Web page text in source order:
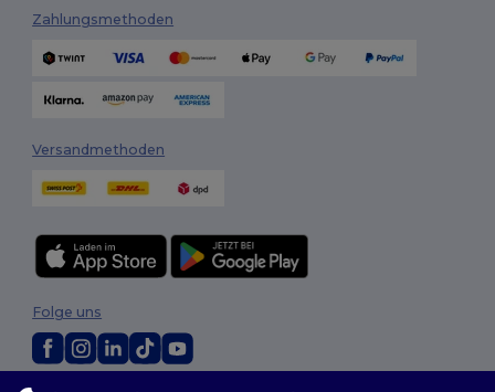
Zahlungsmethoden
Versandmethoden
Folge uns